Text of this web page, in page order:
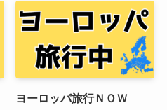
ヨーロッパ旅行ＮＯＷ